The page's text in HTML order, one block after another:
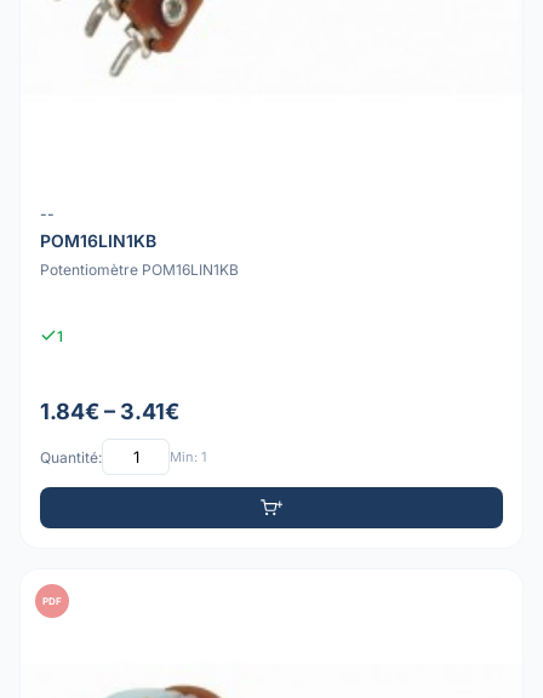
--
POM16LIN1KB
Potentiomètre POM16LIN1KB
1
1.84€ – 3.41€
Quantité: Min: 1
PDF